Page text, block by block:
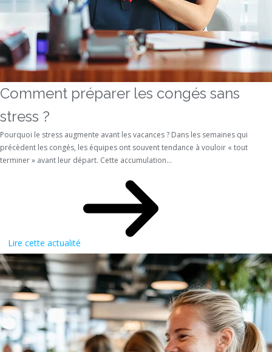
Comment préparer les congés sans
stress ?
Pourquoi le stress augmente avant les vacances ? Dans les semaines qui
précèdent les congés, les équipes ont souvent tendance à vouloir « tout
terminer » avant leur départ. Cette accumulation...
Lire cette actualité